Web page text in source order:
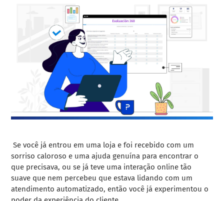
Se você já entrou em uma loja e foi recebido com um
sorriso caloroso e uma ajuda genuína para encontrar o
que precisava, ou se já teve uma interação online tão
suave que nem percebeu que estava lidando com um
atendimento automatizado, então você já experimentou o